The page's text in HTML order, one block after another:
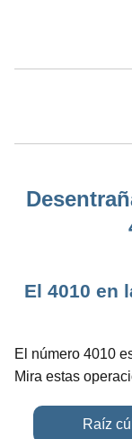
El 4010 en
El número 4010
Mira estas
Raíz